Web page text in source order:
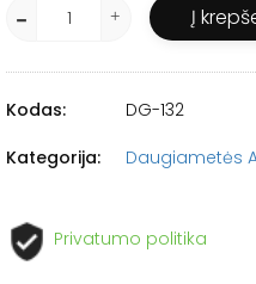
Į
Kodas:
DG-132
Kategorija:
Daugiametės
Privatumo politika